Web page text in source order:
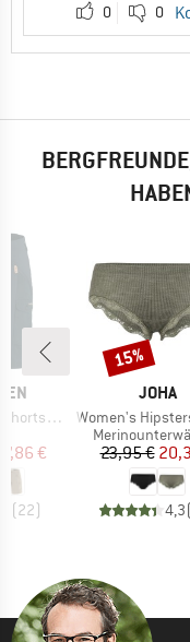
0 0
Curved
Preis
€
(22)
MARKE
JOHA
Artikel
Women's
Produktgruppe
Preis
23,95 €
4,3(
Rabatt
15%